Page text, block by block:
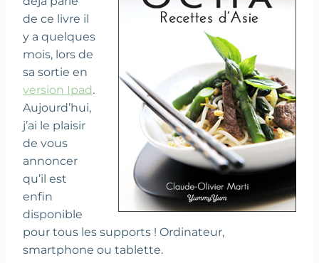
de ce livre il
y a quelques
mois, lors de
sa sortie en
version Ipad .
Aujourd’hui,
j’ai le plaisir
de vous
annoncer
qu’il est
enfin
disponible
pour tous les supports ! Ordinateur,
smartphone ou tablette.